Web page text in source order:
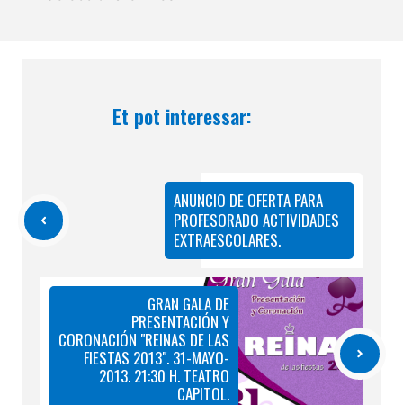
Et pot interessar:
ANUNCIO DE OFERTA PARA
PROFESORADO ACTIVIDADES
EXTRAESCOLARES.
GRAN GALA DE
PRESENTACIÓN Y
CORONACIÓN "REINAS DE LAS
FIESTAS 2013". 31-MAYO-
2013. 21:30 H. TEATRO
CAPITOL.